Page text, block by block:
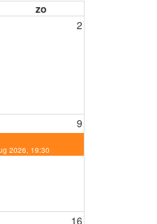
zo
2
9
2026, 19:30
16